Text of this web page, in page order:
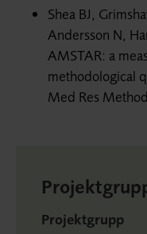
Shea BJ,
Andersson N,
AMSTAR: a
methodological
Med Res
Projektgrupp